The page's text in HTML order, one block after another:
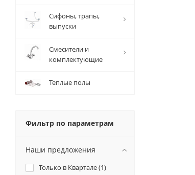
Сифоны, трапы,
выпуски
Смесители и
комплектующие
Теплые полы
Фильтр по параметрам
Наши предложения
Только в Квартале (1)